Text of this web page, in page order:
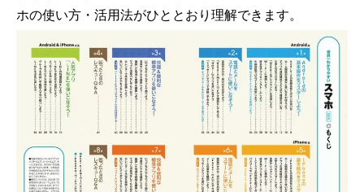
ホの使い方・活用法がひととおり理解できます。